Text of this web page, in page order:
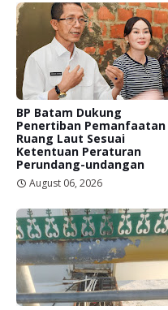
BP Batam Dukung
Penertiban Pemanfaatan
Ruang Laut Sesuai
Ketentuan Peraturan
Perundang-undangan
August 06, 2026